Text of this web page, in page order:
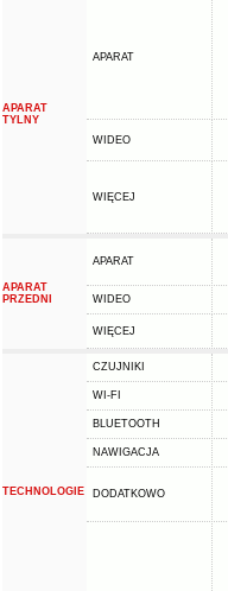
APARAT
TYLNY
APARAT
WIDEO
WIĘCEJ
APARAT
PRZEDNI
APARAT
WIDEO
WIĘCEJ
TECHNOLOGIE
CZUJNIKI
WI-FI
BLUETOOTH
NAWIGACJA
DODATKOWO